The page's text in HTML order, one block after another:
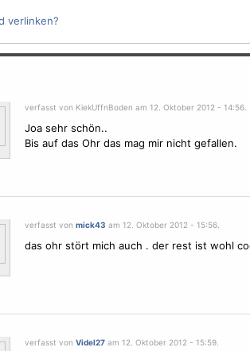
verlinken?
verfasst von KiekUffnBoden am 12. Oktober 2012 - 14:56.
Joa sehr schön..
Bis auf das Ohr das mag mir nicht gefallen.
verfasst von mick43 am 12. Oktober 2012 - 15:56.
das ohr stört mich auch . der rest ist wohl
verfasst von Videl27am 12. Oktober 2012 - 15:59.